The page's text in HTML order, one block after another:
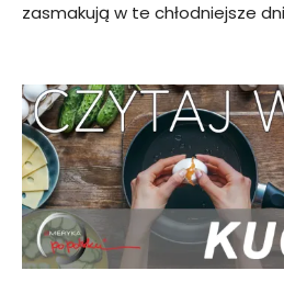
zasmakują w te chłodniejsze